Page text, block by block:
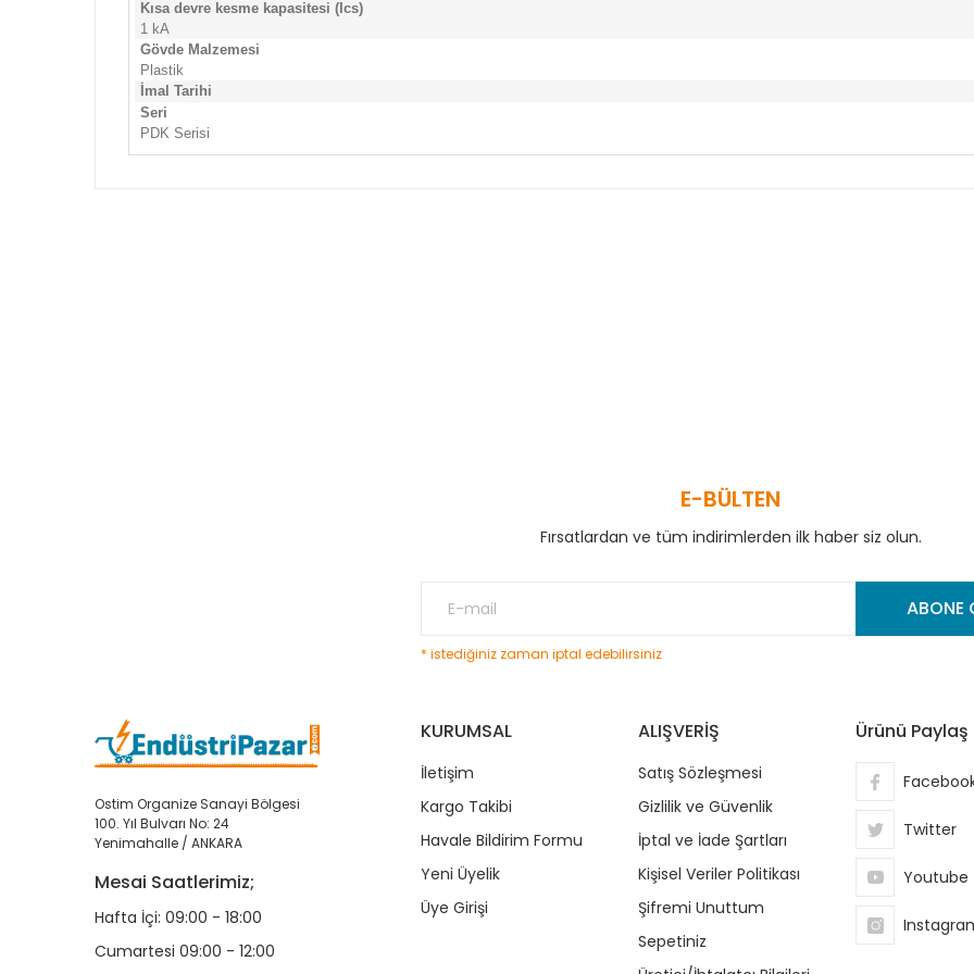
Kısa devre kesme kapasitesi (Ics)
1 kA
Gövde Malzemesi
Plastik
İmal Tarihi
Seri
PDK Serisi
E-BÜLTEN
Fırsatlardan ve tüm indirimlerden ilk haber siz olun.
ABONE
* istediğiniz zaman iptal edebilirsiniz
Ostim Organize Sanayi Bölgesi
100. Yıl Bulvarı No: 24
Yenimahalle / ANKARA
Mesai Saatlerimiz;
Hafta İçi: 09:00 - 18:00
Cumartesi 09:00 - 12:00
KURUMSAL
İletişim
Kargo Takibi
Havale Bildirim Formu
Yeni Üyelik
Üye Girişi
ALIŞVERİŞ
Satış Sözleşmesi
Gizlilik ve Güvenlik
İptal ve İade Şartları
Kişisel Veriler Politikası
Şifremi Unuttum
Sepetiniz
Ürünü Paylaş
Twitter
Youtube